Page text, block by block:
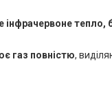
інфрачервоне тепло,
газ повністю,